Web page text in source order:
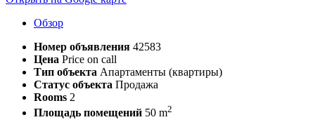
Обзор
Номер объявления 42583
Цена Price on call
Тип объекта Апартаменты (квартиры)
Статус объекта Продажа
Rooms 2
Площадь помещений 50 m2